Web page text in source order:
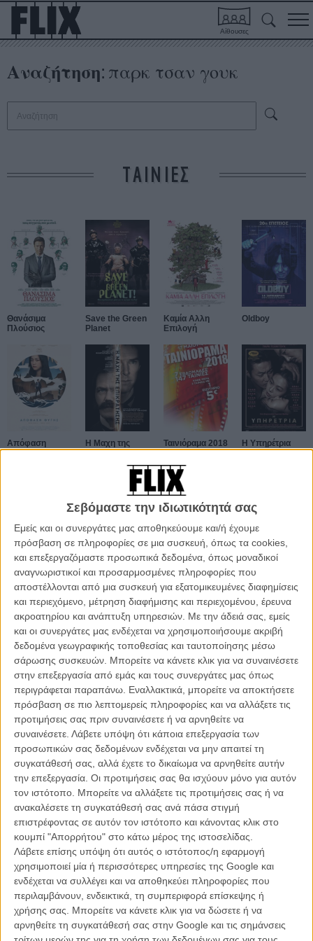
Σεβόμαστε την ιδιωτικότητά σας
Εμείς και οι συνεργάτες μας αποθηκεύουμε και/ή έχουμε
πρόσβαση σε πληροφορίες σε μια συσκευή, όπως τα cookies,
και επεξεργαζόμαστε προσωπικά δεδομένα, όπως μοναδικοί
αναγνωριστικοί και προσαρμοσμένες πληροφορίες που
αποστέλλονται από μια συσκευή για εξατομικευμένες διαφημίσεις
και περιεχόμενο, μέτρηση διαφήμισης και περιεχομένου, έρευνα
ακροατηρίου και ανάπτυξη υπηρεσιών. Με την άδειά σας, εμείς
και οι συνεργάτες μας ενδέχεται να χρησιμοποιήσουμε ακριβή
δεδομένα γεωγραφικής τοποθεσίας και ταυτοποίησης μέσω
σάρωσης συσκευών. Μπορείτε να κάνετε κλικ για να συναινέσετε
στην επεξεργασία από εμάς και τους συνεργάτες μας όπως
περιγράφεται παραπάνω. Εναλλακτικά, μπορείτε να αποκτήσετε
πρόσβαση σε πιο λεπτομερείς πληροφορίες και να αλλάξετε τις
προτιμήσεις σας πριν συναινέσετε ή να αρνηθείτε να
συναινέσετε. Λάβετε υπόψη ότι κάποια επεξεργασία των
προσωπικών σας δεδομένων ενδέχεται να μην απαιτεί τη
συγκατάθεσή σας, αλλά έχετε το δικαίωμα να αρνηθείτε αυτήν
την επεξεργασία. Οι προτιμήσεις σας θα ισχύουν μόνο για αυτόν
τον ιστότοπο. Μπορείτε να αλλάξετε τις προτιμήσεις σας ή να
ανακαλέσετε τη συγκατάθεσή σας ανά πάσα στιγμή
επιστρέφοντας σε αυτόν τον ιστότοπο και κάνοντας κλικ στο
κουμπί "Απορρήτου" στο κάτω μέρος της ιστοσελίδας.
Λάβετε επίσης υπόψη ότι αυτός ο ιστότοπος/η εφαρμογή
χρησιμοποιεί μία ή περισσότερες υπηρεσίες της Google και
ενδέχεται να συλλέγει και να αποθηκεύει πληροφορίες που
περιλαμβάνουν, ενδεικτικά, τη συμπεριφορά επίσκεψης ή
χρήσης σας. Μπορείτε να κάνετε κλικ για να δώσετε ή να
αρνηθείτε τη συγκατάθεσή σας στην Google και τις σημάνσεις
Αίθουσες
Αναζήτηση: παρκ τσαν γουκ
ΤΑΙΝΙΕΣ
Θανάσιμα
Πλούσιος
Save the Green
Planet
Καμία Αλλη
Επιλογή
Oldboy
Απόφαση
Φυγής
Η Μαχη της
Επικράτησης
Ταινιόραμα 2018 Η Υπηρέτρια
ΑΡΘΡΑ
Κάννες 2026: Τα βραβεία
23 ΜΑΙ Flix Team
Κάννες 2026, Μέρα 1η: Εναρξη-ωδή στο σινεμά που
αντιστέκεται, παίρνει θέση, αλλάζει ζωές
ΝΕΑ /13 ΜΑΙ/ Flix Team
Ο Τζέικομπ Ελόρντι εκτός Καννών!
ΝΕΑ /06 ΜΑΙ/ Φανή Εμμανουήλ
Κάννες 2026: Η επιτροπή ολοκληρώνεται με Ντέμι
Μουρ, Κλόε Ζάο και Στέλαν Σκάρσγκαρντ στο πλευρό
του Παρκ Τσαν-γουκ
ΝΕΑ /05 ΜΑΙ/ Φανή Εμμανουήλ
Ο Παρκ Τσαν-Γουκ στήνει «εκρηκτικό» γουέστερν με
καστ-φωτιά
ΝΕΑ / 27 ΑΠΡ/ Φανή Εμμανουήλ